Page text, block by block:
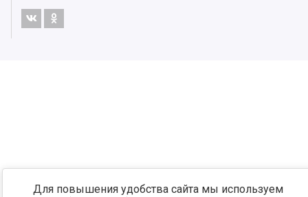
Для повышения удобства сайта мы используем